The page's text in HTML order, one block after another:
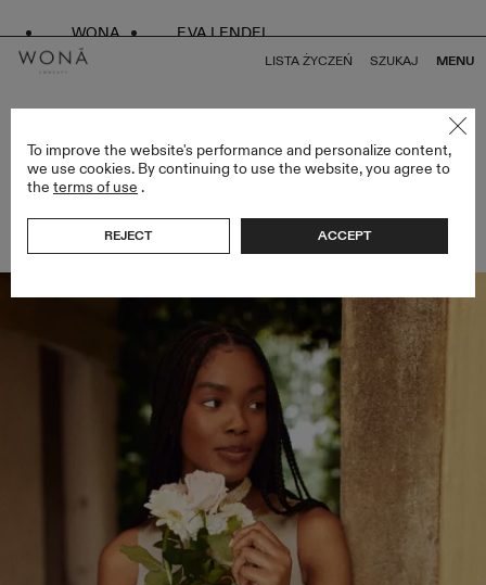
WONA EVA LENDEL
LISTA ŻYCZEŃ SZUKAJ MENU
W CO SIĘ UBRAĆ NA IMPREZĘ SYLWESTROWĄ?
TOP-# POMYSŁY NA SYLWESTROWY OUTFIT
To improve the website's performance and personalize content,
we use cookies. By continuing to use the website, you agree to
the terms of use .
REJECT ACCEPT